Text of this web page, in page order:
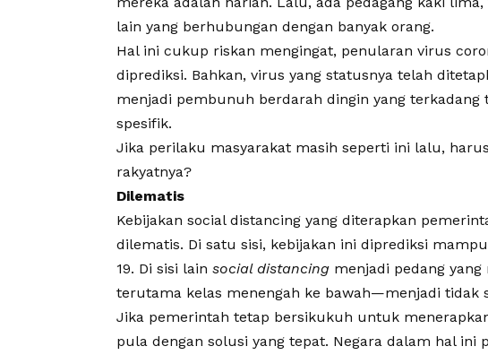
lain yang berhubungan dengan banyak orang.
Hal ini cukup riskan mengingat, penularan virus
diprediksi. Bahkan, virus yang statusnya telah
menjadi pembunuh berdarah dingin yang
spesifik.
Jika perilaku masyarakat masih seperti ini lalu,
rakyatnya?
Dilematis
Kebijakan social distancing yang diterapkan
dilematis. Di satu sisi, kebijakan ini diprediksi
19. Di sisi lain social distancing menjadi pedang
terutama kelas menengah ke bawah—menjadi tidak
Jika pemerintah tetap bersikukuh untuk
pula dengan solusi yang tepat. Negara dalam hal ini